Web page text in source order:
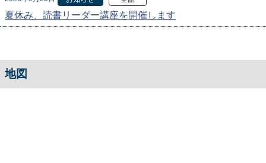
夏休み、読書リーダー講座を開催します
地図